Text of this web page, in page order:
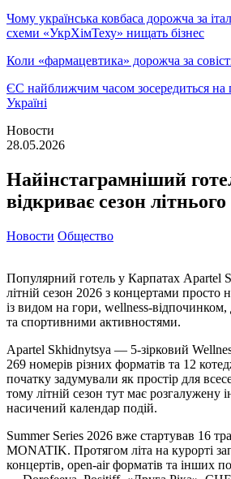
Чому українська ковбаса дорожча за
схеми «УкрХімТеху» нищать бізнес
Коли «фармацевтика» дорожча за
ЄС найближчим часом зосередиться на
Україні
Новости
28.05.2026
Найінстаграмніший
відкриває сезон
Новости Общество
Популярний готель у Карпатах Apartel
літній сезон 2026 з концертами
із видом на гори, wellness-
та спортивними активностями.
Apartel Skhidnytsya — 5-зірковий
269 номерів різних форматів та 12
початку задумували як простір для
тому літній сезон тут має розгалужену
насичений календар подій.
Summer Series 2026 вже стартував 16
MONATIK. Протягом літа на курорті
концертів, open-air форматів та інших